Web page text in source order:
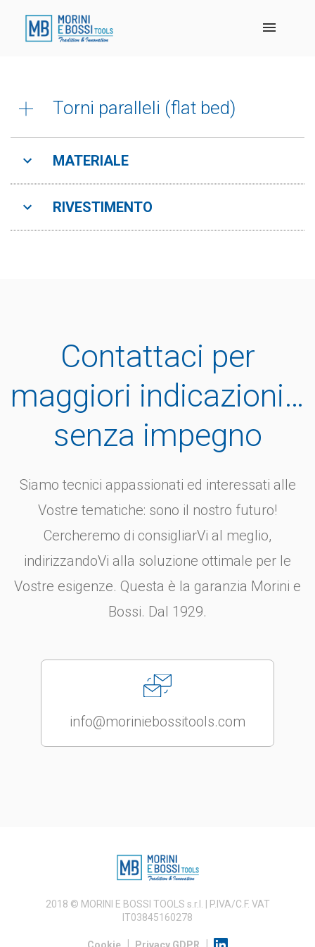
Torni paralleli (flat bed)
MATERIALE
RIVESTIMENTO
Contattaci per
maggiori indicazioni…
senza impegno
Siamo tecnici appassionati ed interessati alle
Vostre tematiche: sono il nostro futuro!
Cercheremo di consigliarVi al meglio,
indirizzandoVi alla soluzione ottimale per le
Vostre esigenze. Questa è la garanzia Morini e
Bossi. Dal 1929.
info@moriniebossitools.com
2018 © MORINI E BOSSI TOOLS s.r.l. | P.IVA/C.F. VAT
IT03845160278
Cookie | Privacy GDPR |